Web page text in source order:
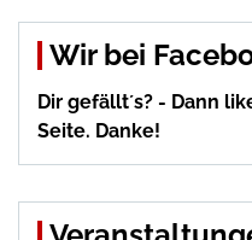
Wir bei
Dir gefällt´s? - Dann
Seite. Danke!